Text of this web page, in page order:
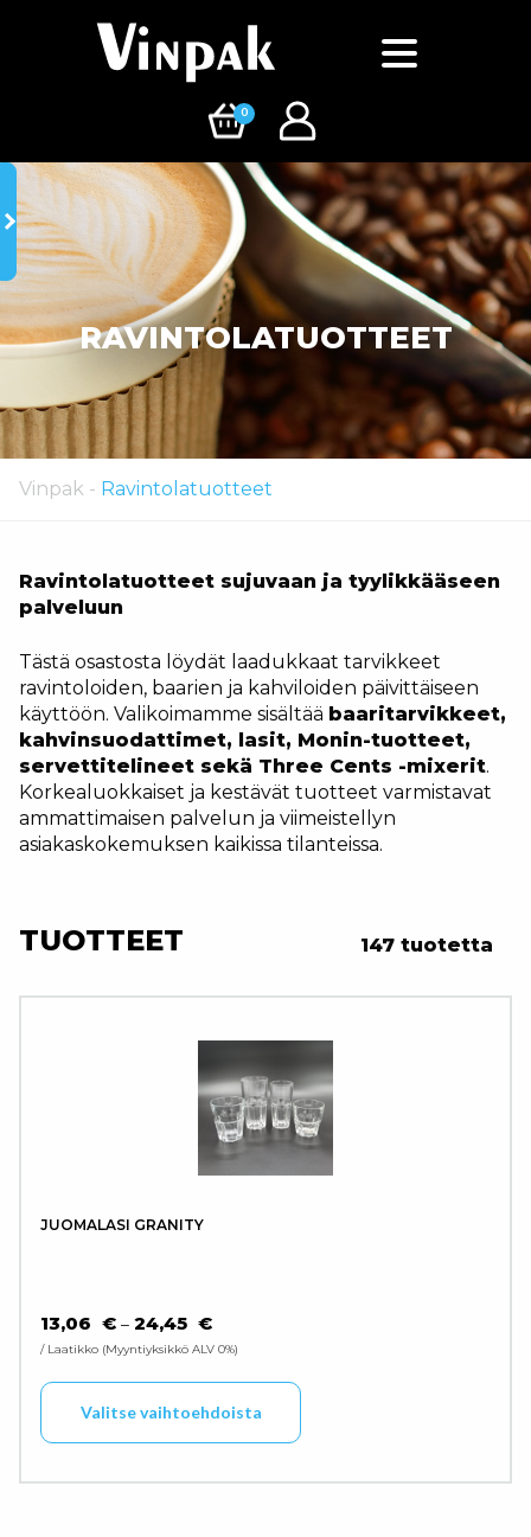
0
RAVINTOLATUOTTEET
Vinpak - Ravintolatuotteet
Ravintolatuotteet sujuvaan ja tyylikkääseen
palveluun
Tästä osastosta löydät laadukkaat tarvikkeet
ravintoloiden, baarien ja kahviloiden päivittäiseen
käyttöön. Valikoimamme sisältää baaritarvikkeet,
kahvinsuodattimet, lasit, Monin-tuotteet,
servettitelineet sekä Three Cents -mixerit.
Korkealuokkaiset ja kestävät tuotteet varmistavat
ammattimaisen palvelun ja viimeistellyn
asiakaskokemuksen kaikissa tilanteissa.
TUOTTEET 147 tuotetta
JUOMALASI GRANITY
13,06 € – 24,45 €HINTALUOKKA: 13,06 € - 24,45 €
/ Laatikko Myyntiyksikkö ALV 0%
Valitse vaihtoehdoista